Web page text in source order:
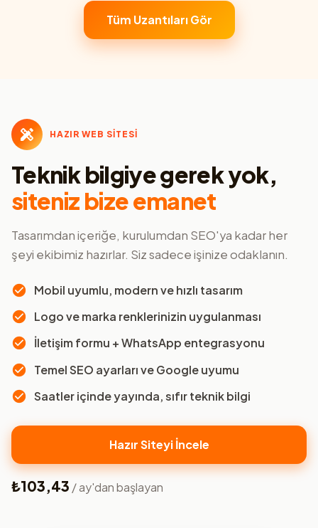
Tüm Uzantıları Gör
HAZIR WEB SİTESİ
Teknik bilgiye gerek yok,
siteniz bize emanet
Tasarımdan içeriğe, kurulumdan SEO'ya kadar her
şeyi ekibimiz hazırlar. Siz sadece işinize odaklanın.
Mobil uyumlu, modern ve hızlı tasarım
Logo ve marka renklerinizin uygulanması
İletişim formu + WhatsApp entegrasyonu
Temel SEO ayarları ve Google uyumu
Saatler içinde yayında, sıfır teknik bilgi
Hazır Siteyi İncele
₺103,43 / ay'dan başlayan